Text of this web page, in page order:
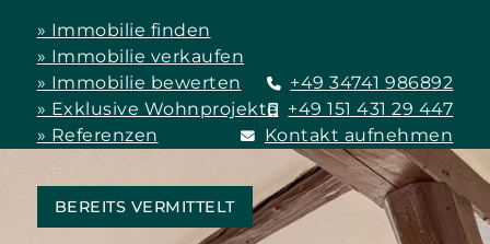
» Immobilie finden
» Immobilie verkaufen
» Immobilie bewerten
» Exklusive Wohnprojekte
» Referenzen
+49 34741 986892
+49 151 431 29 447
Kontakt aufnehmen
BEREITS VERMITTELT